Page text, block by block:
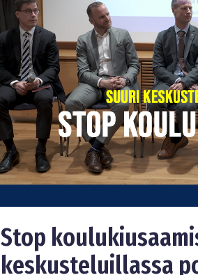
Stop
keskusteluillassa